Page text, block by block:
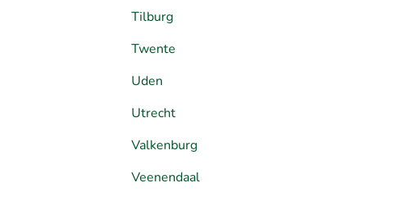
Tilburg
Twente
Uden
Utrecht
Valkenburg
Veenendaal